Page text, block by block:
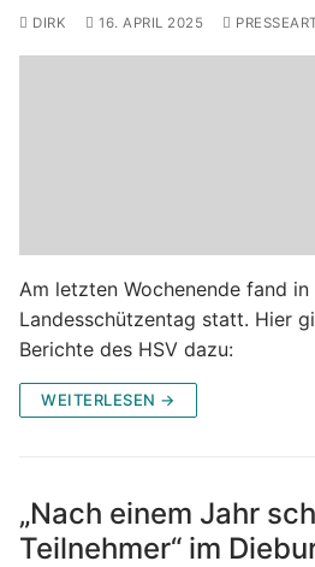
DIRK 16. APRIL 2025
Am letzten Wochenende fand
Landesschützentag statt. Hier
Berichte des HSV dazu:
WEITERLESEN →
„Nach einem Jahr
Teilnehmer“ im